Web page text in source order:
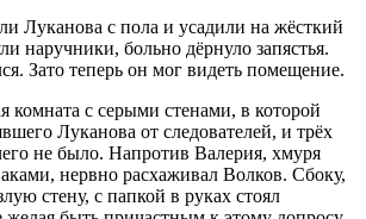
Луканова с пола и усадили на жёсткий
наручники, больно дёрнуло запястья.
Зато теперь он мог видеть помещение.
комната с серыми стенами, в которой
Луканова от следователей, и трёх
не было. Напротив Валерия, хмуря
нервно расхаживал Волков. Сбоку,
стену, с папкой в руках стоял